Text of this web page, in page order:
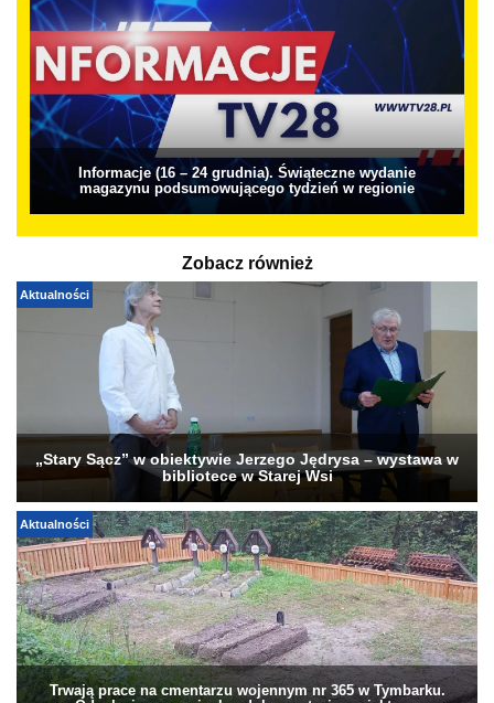
Informacje (16 – 24 grudnia). Świąteczne wydanie
magazynu podsumowującego tydzień w regionie
Zobacz również
Aktualności
„Stary Sącz” w obiektywie Jerzego Jędrysa – wystawa w
bibliotece w Starej Wsi
Aktualności
Trwają prace na cmentarzu wojennym nr 365 w Tymbarku.